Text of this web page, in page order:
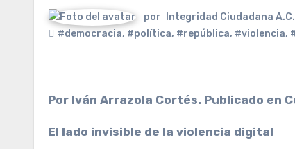
por Integridad Ciudadana A.C.
#democracia, #política, #república, #violencia,
Por Iván Arrazola Cortés. Publicado en
El lado invisible de la violencia digital